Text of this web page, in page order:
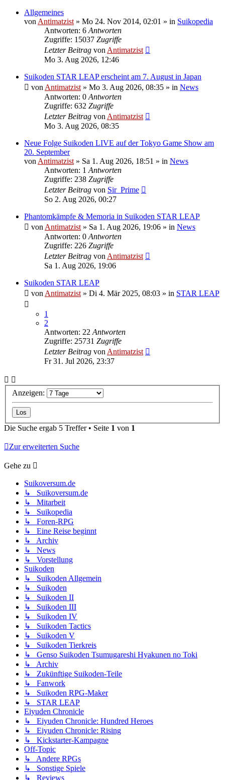
Allgemeines
von Antimatzist » Mo 24. Nov 2014, 02:01 » in Suikopedia
Antworten: 6 Antworten
Zugriffe: 15037 Zugriffe
Letzter Beitrag von Antimatzist
Mo 3. Aug 2026, 12:46
Suikoden STAR LEAP erscheint am 7. August in Japan
von Antimatzist » Mo 3. Aug 2026, 08:35 » in News
Antworten: 0 Antworten
Zugriffe: 632 Zugriffe
Letzter Beitrag von Antimatzist
Mo 3. Aug 2026, 08:35
Neue Folge Suikoden LIVE auf der Tokyo Game Show am
20. September
von Antimatzist » Sa 1. Aug 2026, 18:51 » in News
Antworten: 1 Antworten
Zugriffe: 238 Zugriffe
Letzter Beitrag von Sir_Prime
So 2. Aug 2026, 00:27
Phantomkämpfe & Memoria in Suikoden STAR LEAP
von Antimatzist » Sa 1. Aug 2026, 19:06 » in News
Antworten: 0 Antworten
Zugriffe: 226 Zugriffe
Letzter Beitrag von Antimatzist
Sa 1. Aug 2026, 19:06
Suikoden STAR LEAP
von Antimatzist » Di 4. Mär 2025, 08:03 » in STAR LEAP
1
2
Antworten: 22 Antworten
Zugriffe: 25731 Zugriffe
Letzter Beitrag von Antimatzist
Fr 31. Jul 2026, 23:37
Anzeigen:
Die Suche ergab 5 Treffer • Seite 1 von 1
Zur erweiterten Suche
Gehe zu
Suikoversum.de
↳ Suikoversum.de
↳ Mitarbeit
↳ Suikopedia
↳ Foren-RPG
↳ Eine Reise beginnt
↳ Archiv
↳ News
↳ Vorstellung
Suikoden
↳ Suikoden Allgemein
↳ Suikoden
↳ Suikoden II
↳ Suikoden III
↳ Suikoden IV
↳ Suikoden Tactics
↳ Suikoden V
↳ Suikoden Tierkreis
↳ Genso Suikoden Tsumugareshi Hyakunen no Toki
↳ Archiv
↳ Zukünftige Suikoden-Teile
↳ Fanwork
↳ Suikoden RPG-Maker
↳ STAR LEAP
Eiyuden Chronicle
↳ Eiyuden Chronicle: Hundred Heroes
↳ Eiyuden Chronicle: Rising
↳ Kickstarter-Kampagne
Off-Topic
↳ Andere RPGs
↳ Sonstige Spiele
↳ Reviews